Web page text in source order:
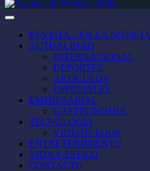
REVISTA – EN LA NOTICIA
ACTUALIDAD
INTERNACIONAL
DEPORTES
ARTÍCULOS
ESPECIALES
EMPRESARIAL
GASTRONOMÍA
TECNOLOGÍA
VIDEOJUEGOS
ENTRETENIMIENTO
VIDA Y ESTILO
CONTACTO